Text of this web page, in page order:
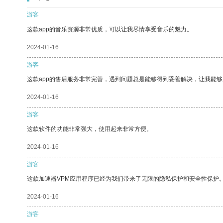
游客
这款app的音乐资源非常优质，可以让我尽情享受音乐的魅力。
2024-01-16
游客
这款app的售后服务非常完善，遇到问题总是能够得到妥善解决，让我能够
2024-01-16
游客
这款软件的功能非常强大，使用起来非常方便。
2024-01-16
游客
这款加速器VPM应用程序已经为我们带来了无限的隐私保护和安全性保护。
2024-01-16
游客